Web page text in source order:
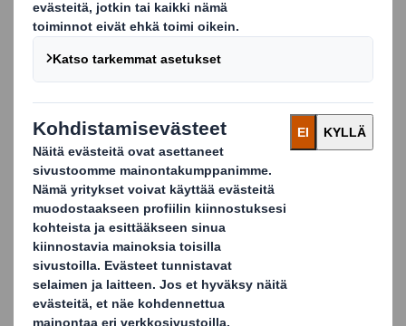
tuotetta ja luo positiivisia kuluttajakokemuksia
vuoden eri aikoina.
Hyllyvalmiit myymäläpakkaukset
kiertämään nopeammin. Tuotevalikoimaamme
sisältyvät erilaiset tuotteiden esillepanoa edistävät
ratkaisut kuten esimerkiksimyymälälavat,
myyntitelineet,pöytädisplayt, jamyymälämainokset
Carousel. Use previous and next buttons to move